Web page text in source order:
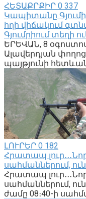
ՀԵՏԱՔՐՔԻՐ 0 337
Կապիտանը
հղի վիճակում
Գյումրիում տեղի
ԵՐԵՎԱՆ, 8
Ալավերդյան
պայթյունի
ԼՈՒՐԵՐ 0 182
Հրատապ
սահմաններում,
Հրատապ
սահմաններում,
ժամը 08։40-ի